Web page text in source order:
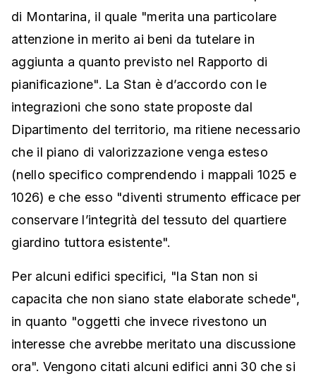
di Montarina, il quale "merita una particolare
attenzione in merito ai beni da tutelare in
aggiunta a quanto previsto nel Rapporto di
pianificazione". La Stan è d’accordo con le
integrazioni che sono state proposte dal
Dipartimento del territorio, ma ritiene necessario
che il piano di valorizzazione venga esteso
(nello specifico comprendendo i mappali 1025 e
1026) e che esso "diventi strumento efficace per
conservare l’integrità del tessuto del quartiere
giardino tuttora esistente".
Per alcuni edifici specifici, "la Stan non si
capacita che non siano state elaborate schede",
in quanto "oggetti che invece rivestono un
interesse che avrebbe meritato una discussione
ora". Vengono citati alcuni edifici anni 30 che si